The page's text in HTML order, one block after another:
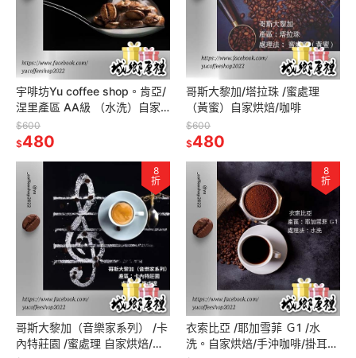
宇啡坊Yu coffee shop。肯亞/
涅里產區 AA級 （水洗）自家
烘培/咖啡
$600
$480
哥斯大黎加/塔拉珠 /蜜處理
（黃蜜）自家烘焙/咖啡
$600
$480
8
折
哥斯大黎加（音樂家系列） /卡
內特莊園 /蜜處理 自家烘焙/咖
8
折
衣索比亞 /耶加雪菲 Ｇ1 /水
洗。自家烘焙/手沖咖啡/掛耳包